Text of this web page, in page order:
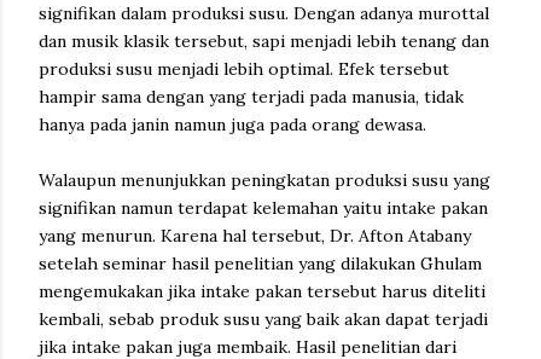
signifikan dalam produksi susu. Dengan adanya murottal
dan musik klasik tersebut, sapi menjadi lebih tenang dan
produksi susu menjadi lebih optimal. Efek tersebut
hampir sama dengan yang terjadi pada manusia, tidak
hanya pada janin namun juga pada orang dewasa.
Walaupun menunjukkan peningkatan produksi susu yang
signifikan namun terdapat kelemahan yaitu intake pakan
yang menurun. Karena hal tersebut, Dr. Afton Atabany
setelah seminar hasil penelitian yang dilakukan Ghulam
mengemukakan jika intake pakan tersebut harus diteliti
kembali, sebab produk susu yang baik akan dapat terjadi
jika intake pakan juga membaik. Hasil penelitian dari